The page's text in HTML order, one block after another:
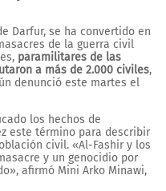
Darfur, se ha convertido en
de la guerra civil
paramilitares de las
a más de 2.000 civiles,
denunció este martes el
los hechos de
este término para describir
civil. «Al-Fashir y los
y un genocidio por
afirmó Mini Arko Minawi,